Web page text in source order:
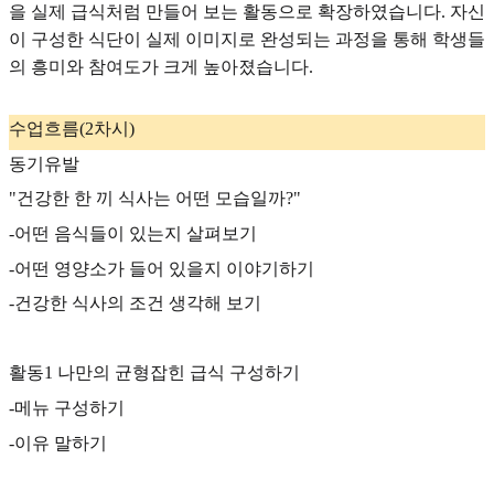
을 실제 급식처럼 만들어 보는 활동으로 확장하였습니다. 자신
이 구성한 식단이 실제 이미지로 완성되는 과정을 통해 학생들
의 흥미와 참여도가 크게 높아졌습니다.
수업흐름(2차시)
동기유발
"건강한 한 끼 식사는 어떤 모습일까?"
-어떤 음식들이 있는지 살펴보기
-어떤 영양소가 들어 있을지 이야기하기
-건강한 식사의 조건 생각해 보기
활동1 나만의 균형잡힌 급식 구성하기
-메뉴 구성하기
-이유 말하기